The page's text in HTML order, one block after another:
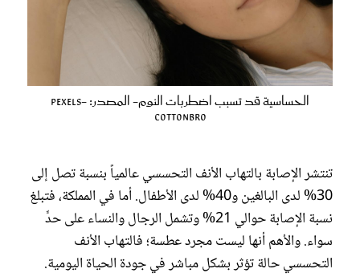
الحساسية قد تسبب اضطربات النوم- المصدر: pexels-
cottonbro
تنتشر الإصابة بالتهاب الأنف التحسسي عالمياً بنسبة تصل إلى
30% لدى البالغين و40% لدى الأطفال. أما في المملكة، فتبلغ
نسبة الإصابة حوالي 21% وتشمل الرجال والنساء على حدٍّ
سواء. والأهم أنها ليست مجرد عطسة؛ فالتهاب الأنف
التحسسي حالة تؤثر بشكل مباشر في جودة الحياة اليومية.